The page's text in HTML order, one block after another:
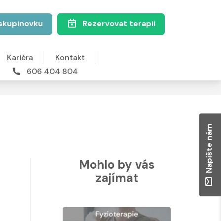
Rezervovat terapii
Kariéra
Kontakt
606 404 804
Mohlo by vás
zajímat
Napište nám